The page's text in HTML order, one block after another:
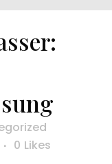
0 Likes